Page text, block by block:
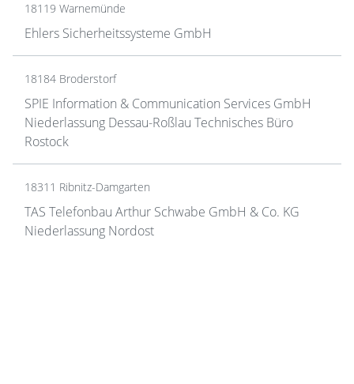
18119 Warnemünde
Ehlers Sicherheitssysteme GmbH
18184 Broderstorf
SPIE Information & Communication Services GmbH
Niederlassung Dessau-Roßlau Technisches Büro
Rostock
18311 Ribnitz-Damgarten
TAS Telefonbau Arthur Schwabe GmbH & Co. KG
Niederlassung Nordost